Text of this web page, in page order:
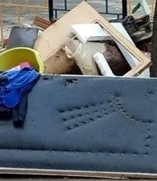
Массовое